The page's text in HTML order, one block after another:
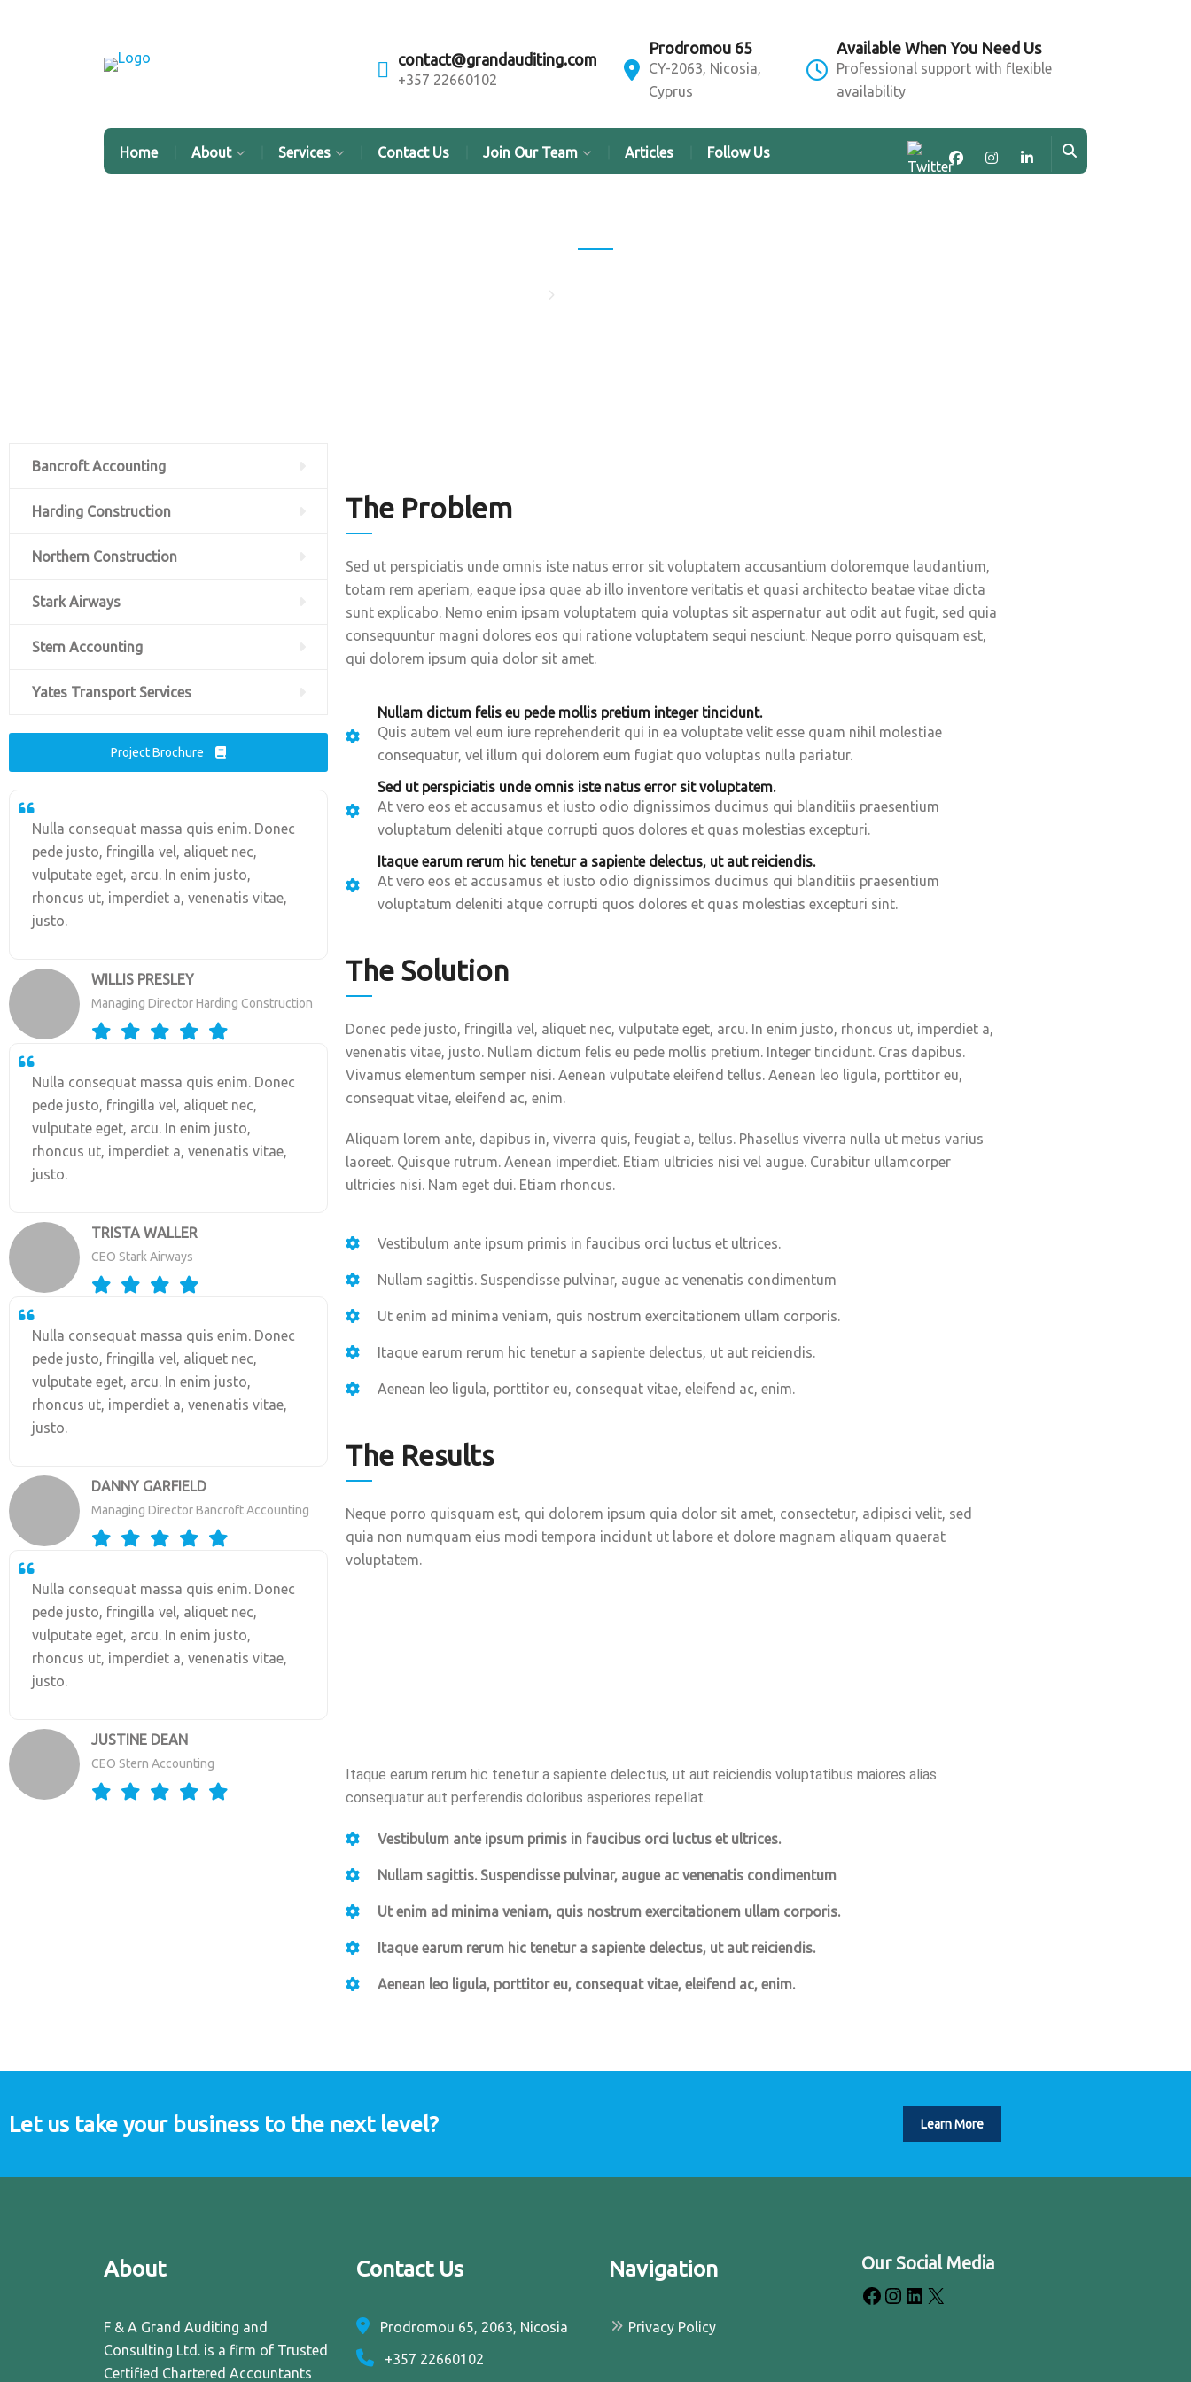
contact@grandauditing.com
+357 22660102
Prodromou 65
CY-2063, Nicosia,
Cyprus
Available When You Need Us
Professional support with flexible
availability
Home About Services Contact Us Join Our Team Articles Follow Us
Bancroft Accounting
Harding Construction
Northern Construction
Stark Airways
Stern Accounting
Yates Transport Services
Project Brochure
Nulla consequat massa quis enim. Donec
pede justo, fringilla vel, aliquet nec,
vulputate eget, arcu. In enim justo,
rhoncus ut, imperdiet a, venenatis vitae,
justo.
WILLIS PRESLEY
Managing Director Harding Construction
Nulla consequat massa quis enim. Donec
pede justo, fringilla vel, aliquet nec,
vulputate eget, arcu. In enim justo,
rhoncus ut, imperdiet a, venenatis vitae,
justo.
TRISTA WALLER
CEO Stark Airways
Nulla consequat massa quis enim. Donec
pede justo, fringilla vel, aliquet nec,
vulputate eget, arcu. In enim justo,
rhoncus ut, imperdiet a, venenatis vitae,
justo.
DANNY GARFIELD
Managing Director Bancroft Accounting
Nulla consequat massa quis enim. Donec
pede justo, fringilla vel, aliquet nec,
vulputate eget, arcu. In enim justo,
rhoncus ut, imperdiet a, venenatis vitae,
justo.
JUSTINE DEAN
CEO Stern Accounting
The Problem
Sed ut perspiciatis unde omnis iste natus error sit voluptatem accusantium doloremque laudantium,
totam rem aperiam, eaque ipsa quae ab illo inventore veritatis et quasi architecto beatae vitae dicta
sunt explicabo. Nemo enim ipsam voluptatem quia voluptas sit aspernatur aut odit aut fugit, sed quia
consequuntur magni dolores eos qui ratione voluptatem sequi nesciunt. Neque porro quisquam est,
qui dolorem ipsum quia dolor sit amet.
Nullam dictum felis eu pede mollis pretium integer tincidunt.
Quis autem vel eum iure reprehenderit qui in ea voluptate velit esse quam nihil molestiae
consequatur, vel illum qui dolorem eum fugiat quo voluptas nulla pariatur.
Sed ut perspiciatis unde omnis iste natus error sit voluptatem.
At vero eos et accusamus et iusto odio dignissimos ducimus qui blanditiis praesentium
voluptatum deleniti atque corrupti quos dolores et quas molestias excepturi.
Itaque earum rerum hic tenetur a sapiente delectus, ut aut reiciendis.
At vero eos et accusamus et iusto odio dignissimos ducimus qui blanditiis praesentium
voluptatum deleniti atque corrupti quos dolores et quas molestias excepturi sint.
The Solution
Donec pede justo, fringilla vel, aliquet nec, vulputate eget, arcu. In enim justo, rhoncus ut, imperdiet a,
venenatis vitae, justo. Nullam dictum felis eu pede mollis pretium. Integer tincidunt. Cras dapibus.
Vivamus elementum semper nisi. Aenean vulputate eleifend tellus. Aenean leo ligula, porttitor eu,
consequat vitae, eleifend ac, enim.
Aliquam lorem ante, dapibus in, viverra quis, feugiat a, tellus. Phasellus viverra nulla ut metus varius
laoreet. Quisque rutrum. Aenean imperdiet. Etiam ultricies nisi vel augue. Curabitur ullamcorper
ultricies nisi. Nam eget dui. Etiam rhoncus.
Vestibulum ante ipsum primis in faucibus orci luctus et ultrices.
Nullam sagittis. Suspendisse pulvinar, augue ac venenatis condimentum
Ut enim ad minima veniam, quis nostrum exercitationem ullam corporis.
Itaque earum rerum hic tenetur a sapiente delectus, ut aut reiciendis.
Aenean leo ligula, porttitor eu, consequat vitae, eleifend ac, enim.
The Results
Neque porro quisquam est, qui dolorem ipsum quia dolor sit amet, consectetur, adipisci velit, sed
quia non numquam eius modi tempora incidunt ut labore et dolore magnam aliquam quaerat
voluptatem.
Itaque earum rerum hic tenetur a sapiente delectus, ut aut reiciendis voluptatibus maiores alias
consequatur aut perferendis doloribus asperiores repellat.
Vestibulum ante ipsum primis in faucibus orci luctus et ultrices.
Nullam sagittis. Suspendisse pulvinar, augue ac venenatis condimentum
Ut enim ad minima veniam, quis nostrum exercitationem ullam corporis.
Itaque earum rerum hic tenetur a sapiente delectus, ut aut reiciendis.
Aenean leo ligula, porttitor eu, consequat vitae, eleifend ac, enim.
Let us take your business to the next level? Learn More
About
F & A Grand Auditing and
Consulting Ltd. is a firm of Trusted
Certified Chartered Accountants
Contact Us
Prodromou 65, 2063, Nicosia
+357 22660102
Navigation
Privacy Policy
Our Social Media